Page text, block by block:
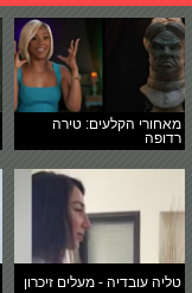
מאחורי הקלעים: טירה
רדופה
טליה עובדיה - מעלים זיכרון